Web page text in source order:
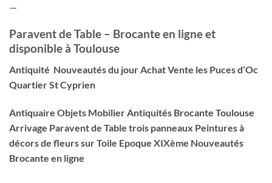
—
Paravent de Table – Brocante en ligne et
disponible à Toulouse
Antiquité Nouveautés du jour Achat Vente les Puces d’Oc
Quartier St Cyprien
Antiquaire Objets Mobilier Antiquités Brocante Toulouse
Arrivage Paravent de Table trois panneaux Peintures à
décors de fleurs sur Toile Epoque XIXème Nouveautés
Brocante en ligne